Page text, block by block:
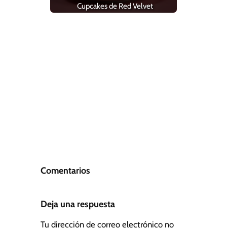
Cupcakes de Red Velvet
Comentarios
Deja una respuesta
Tu dirección de correo electrónico no